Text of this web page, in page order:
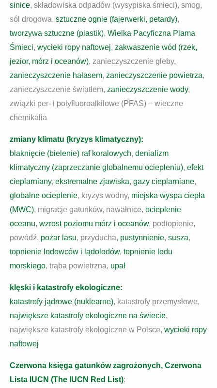
sinice, składowiska odpadów (wysypiska śmieci), smog,
sól drogowa, sztuczne ognie (fajerwerki, petardy),
tworzywa sztuczne (plastik), Wielka Pacyficzna Plama
Śmieci, wycieki ropy naftowej, zakwaszenie wód (rzek,
jezior, mórz i oceanów), zanieczyszczenie gleby,
zanieczyszczenie hałasem, zanieczyszczenie powietrza,
zanieczyszczenie światłem, zanieczyszczenie wody,
związki per- i polyfluoroalkilowe (PFAS) – wieczne
chemikalia
zmiany klimatu (kryzys klimatyczny):
blaknięcie (bielenie) raf koralowych, denializm
klimatyczny (zaprzeczanie globalnemu ociepleniu), efekt
cieplarniany, ekstremalne zjawiska, gazy cieplarniane,
globalne ocieplenie, kryzys wodny, miejska wyspa ciepła
(MWC), migracje gatunków, nawałnice, ocieplenie
oceanu, wzrost poziomu mórz i oceanów, podtopienie,
powódź, pożar lasu, przyducha, pustynnienie, susza,
topnienie lodowców i lądolodów, topnienie lodu
morskiego, trąba powietrzna, upał
klęski i katastrofy ekologiczne:
katastrofy jądrowe (nuklearne), katastrofy przemysłowe,
największe katastrofy ekologiczne na świecie,
największe katastrofy ekologiczne w Polsce, wycieki ropy
naftowej
Czerwona księga gatunków zagrożonych, Czerwona
Lista IUCN (The IUCN Red List):